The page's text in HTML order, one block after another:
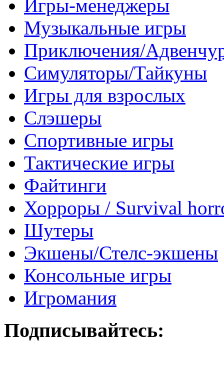
Игры-менеджеры
Музыкальные игры
Приключения/
Симуляторы/Тайкуны
Игры для взрослых
Слэшеры
Спортивные игры
Тактические игры
Файтинги
Хорроры / Survival
Шутеры
Экшены/Стелс-экшены
Консольные игры
Игромания
Подписывайтесь: